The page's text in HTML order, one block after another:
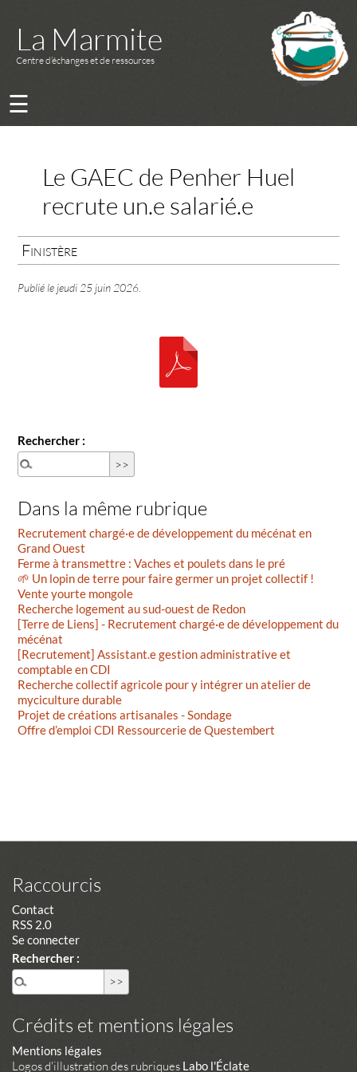
La Marmite
Centre d’échanges et de ressources
☰
Le GAEC de Penher Huel
recrute un.e salarié.e
Finistère
Publié le jeudi 25 juin 2026
Rechercher :
Dans la même rubrique
Recrutement chargé·e de développement du mécénat en
Grand Ouest
Ferme à transmettre : Vaches et poulets dans le pré
🌱 Un lopin de terre pour faire germer un projet collectif !
Vente yourte mongole
Recherche logement au sud-ouest de Redon
[Terre de Liens] - Recrutement chargé·e de développement du
mécénat
[Recrutement] Assistant.e gestion administrative et
comptable en CDI
Recherche collectif agricole pour y intégrer un atelier de
myciculture durable
Projet de créations artisanales - Sondage
Offre d’emploi CDI Ressourcerie de Questembert
Raccourcis
Contact
RSS 2.0
Se connecter
Rechercher :
Crédits et mentions légales
Mentions légales
Logos d'illustration des rubriques Labo l'Éclate